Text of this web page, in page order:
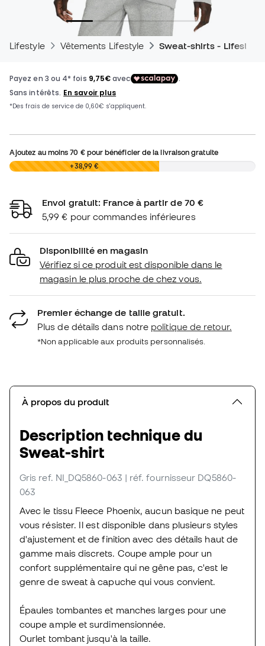
Lifestyle Vêtements Lifestyle Sweat-shirts - Lifestyle
Ajoutez au moins70 €pour bénéficier de la livraison gratuite
0,00 € +38,99 €
Envoi gratuit: France à partir de 70 €
5,99 € pour commandes inférieures
Disponibilité en magasin
Vérifiez si ce produit est disponible dans le
magasin le plus proche de chez vous.
Premier échange de taille gratuit.
Plus de détails dans notre politique de retour.
*Non applicable aux produits personnalisés.
À propos du produit
Description technique du
Sweat-shirt
Gris ref. NI_DQ5860-063 | réf. fournisseur DQ5860-
063
Avec le tissu Fleece Phoenix, aucun basique ne peut
vous résister. Il est disponible dans plusieurs styles
d'ajustement et de finition avec des détails haut de
gamme mais discrets. Coupe ample pour un
confort supplémentaire qui ne gêne pas, c'est le
genre de sweat à capuche qui vous convient.
Épaules tombantes et manches larges pour une
coupe ample et surdimensionnée.
Ourlet tombant jusqu'à la taille.